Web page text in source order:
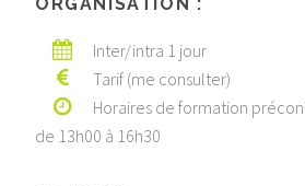
Inter/intra 1 jour
Tarif (me consulter)
Horaires de formation
de 13h00 à 16h30